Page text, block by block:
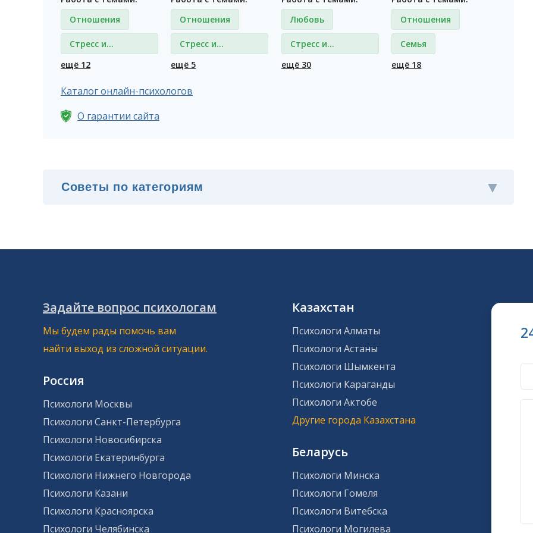
Отношения
Стресс и
депрессия
ещё 12
Отношения
Стресс и
депрессия
ещё 5
Любовь
Стресс и
депрессия
ещё 30
Отношения
Семья
ещё 18
Каталог онлайн-психологов
О гарантии сайта
Задайте вопрос психологам
Мы будем рады помочь вам
найти выход из сложной ситуации.
Россия
Психологи Москвы
Психологи Санкт-Петербурга
Психологи Новосибирска
Психологи Екатеринбурга
Психологи Нижнего Новгорода
Психологи Казани
Психологи Красноярска
Психологи Челябинска
Казахстан
Психологи Алматы
Психологи Астаны
Психологи Шымкента
Психологи Караганды
Психологи Актобе
Другие города Казахстана
Беларусь
Психологи Минска
Психологи Гомеля
Психологи Витебска
Психологи Могилева